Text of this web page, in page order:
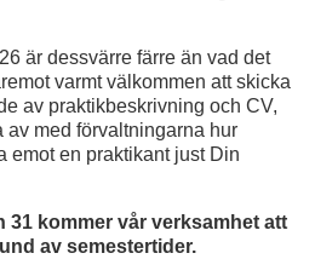
är dessvärre färre än vad det
varmt välkommen att skicka
av praktikbeskrivning och CV,
av med förvaltningarna hur
emot en praktikant just Din
31 kommer vår verksamhet att
av semestertider.